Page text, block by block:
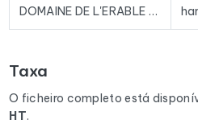
existentes no mercado.
Établissement vinicole, Vignoble,
DOMAINE DE L'ERABLE - Vins de Chablis
Taxa
O ficheiro completo está
HT.